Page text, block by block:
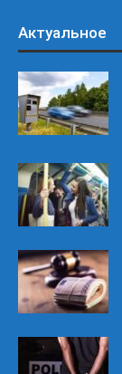
Актуальное